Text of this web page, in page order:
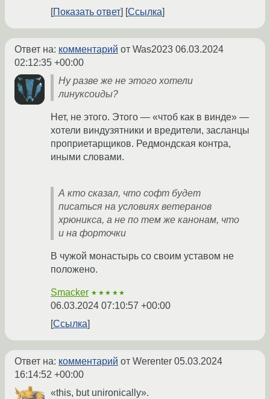
Показать ответ Ссылка
Ответ на: комментарий от Was2023 06.03.2024
02:12:35 +00:00
Ну разве же не этого хотели
линуксоиды?
Нет, не этого. Этого — «чтоб как в винде» —
хотели виндузятники и вредители, засланцы
проприетарщиков. Редмондская контра,
иными словами.
А кто сказал, что софт будет
писаться на условиях ветеранов
хрюникса, а не по тем же канонам, что
и на форточки
В чужой монастырь со своим уставом не
положено.
Smacker ★★★★★
06.03.2024 07:10:57 +00:00
Ссылка
Ответ на: комментарий от Werenter 05.03.2024
16:14:52 +00:00
«this, but unironically».